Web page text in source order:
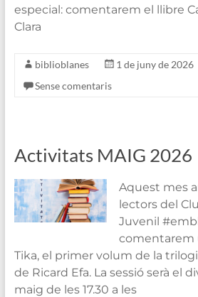
especial: comentarem el llibre
Clara
biblioblanes 1 de juny de 2026
Sense comentaris
Activitats MAIG 2026
Aquest mes
lectors del
Juvenil
comentarem
Tika, el primer volum de la
de Ricard Efa. La sessió serà el
maig de les 17.30 a les